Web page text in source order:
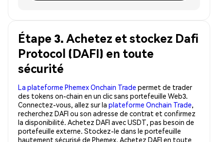
Étape 3. Achetez et stockez Dafi
Protocol (DAFI) en toute
sécurité
La plateforme Phemex Onchain Trade permet de trader
des tokens on-chain en un clic sans portefeuille Web3.
Connectez-vous, allez sur la plateforme Onchain Trade,
recherchez DAFI ou son adresse de contrat et confirmez
la disponibilité. Achetez DAFI avec USDT, pas besoin de
portefeuille externe. Stockez-le dans le portefeuille
hautement sécurisé de Phemex. Achetez DAFI en toute